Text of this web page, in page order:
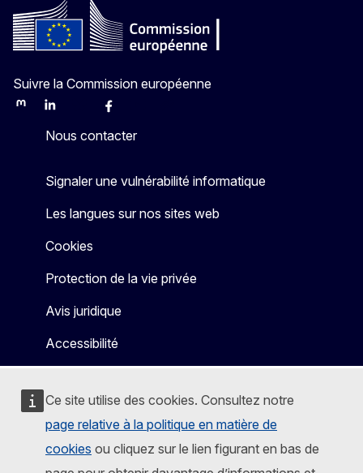
Ce site utilise des cookies. Consultez notre
page relative à la politique en matière de
cookies ou cliquez sur le lien figurant en bas de
Suivre la Commission européenne
MastodonLinkedInBlueskyFacebook
Nous contacter
Signaler une vulnérabilité informatique
Les langues sur nos sites web
Cookies
Protection de la vie privée
Avis juridique
Accessibilité